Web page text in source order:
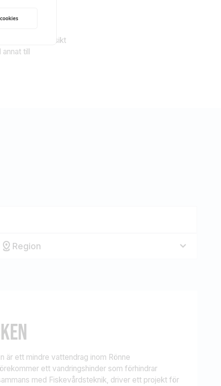
för att på sikt
till
Region
är ett mindre vattendrag inom Rönne
ett vandringshinder som förhindrar
med Fiskevårdsteknik, driver ett projekt för